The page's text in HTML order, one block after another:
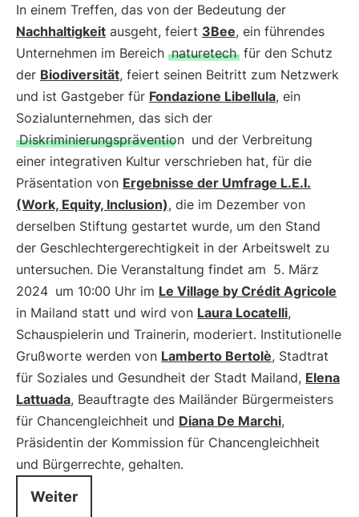
In einem Treffen, das von der Bedeutung der
Nachhaltigkeit ausgeht, feiert 3Bee, ein führendes
Unternehmen im Bereich naturetech für den Schutz
der Biodiversität, feiert seinen Beitritt zum Netzwerk
und ist Gastgeber für Fondazione Libellula, ein
Sozialunternehmen, das sich der
Diskriminierungsprävention und der Verbreitung
einer integrativen Kultur verschrieben hat, für die
Präsentation von Ergebnisse der Umfrage L.E.I.
(Work, Equity, Inclusion), die im Dezember von
derselben Stiftung gestartet wurde, um den Stand
der Geschlechtergerechtigkeit in der Arbeitswelt zu
untersuchen. Die Veranstaltung findet am 5. März
2024 um 10:00 Uhr im Le Village by Crédit Agricole
in Mailand statt und wird von Laura Locatelli,
Schauspielerin und Trainerin, moderiert. Institutionelle
Grußworte werden von Lamberto Bertolè, Stadtrat
für Soziales und Gesundheit der Stadt Mailand, Elena
Lattuada, Beauftragte des Mailänder Bürgermeisters
für Chancengleichheit und Diana De Marchi,
Präsidentin der Kommission für Chancengleichheit
und Bürgerrechte, gehalten.
Weiter